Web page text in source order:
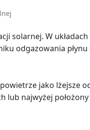
solarnej. W
odgazowania
jako lżejsze
lub najwyżej